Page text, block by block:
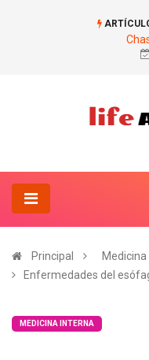
Principal
Enfermedades del
MEDICINA INTERNA